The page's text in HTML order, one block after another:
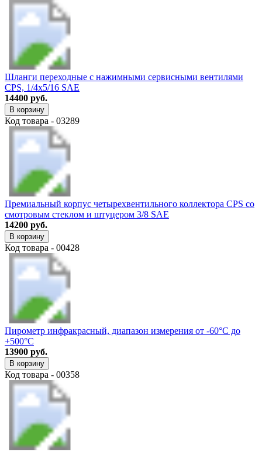
Шланги переходные с нажимными сервисными вентилями
CPS, 1/4х5/16 SAE
14400 руб.
В корзину
Код товара - 03289
Премиальный корпус четырехвентильного коллектора CPS со
смотровым стеклом и штуцером 3/8 SAE
14200 руб.
В корзину
Код товара - 00428
Пирометр инфракрасный, диапазон измерения от -60°C до
+500°C
13900 руб.
В корзину
Код товара - 00358